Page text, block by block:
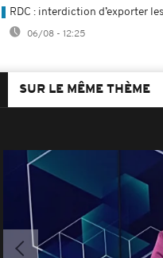
RDC : interdiction d’exporter
06/08 - 12:25
SUR LE MÊME THÈME